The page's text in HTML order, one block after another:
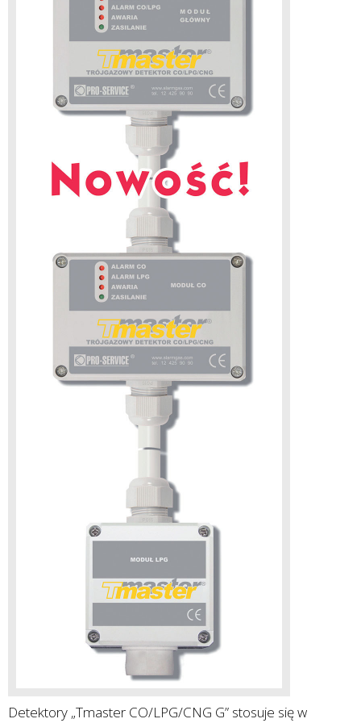
Detektory „Tmaster CO/LPG/CNG G” stosuje się w